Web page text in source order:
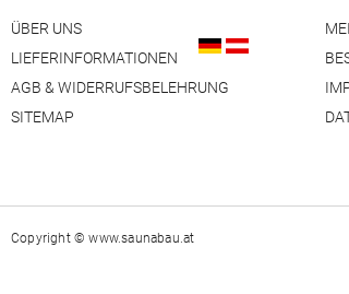
ÜBER UNS
LIEFERINFORMATIONEN
AGB & WIDERRUFSBELEHRUNG
SITEMAP
Copyright ©www.saunabau.at